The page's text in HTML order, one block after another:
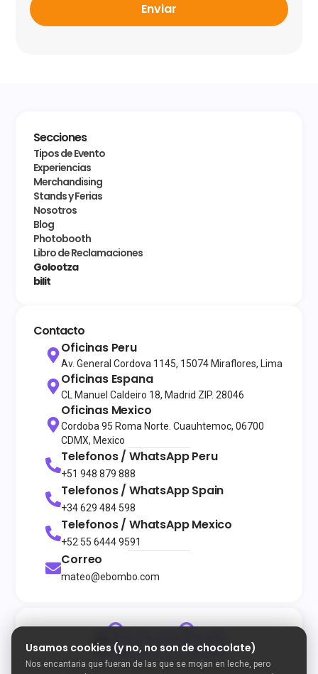
Enviar
Secciones
Tipos de Evento
Experiencias
Merchandising
Stands y Ferias
Nosotros
Blog
Photobooth
Libro de Reclamaciones
Golootza
bilit
Contacto
Oficinas Peru
Av. General Cordova 1145, 15074 Miraflores, Lima
Oficinas Espana
CL Manuel Caldeiro 18, Madrid ZIP. 28046
Oficinas Mexico
Cordoba 95 Roma Norte. Cuauhtemoc, 06700
CDMX, Mexico
Telefonos / WhatsAppPeru
+51 948 879 888
Telefonos / WhatsAppSpain
+34 629 484 598
Telefonos / WhatsAppMexico
+52 55 6444 9591
Correo
mateo@ebombo.com
© 2026 Todos los derechos reservados eBombo
Usamos cookies (y no, no son de chocolate)
Nos encantaria que fueran de las que se mojan en leche, pero